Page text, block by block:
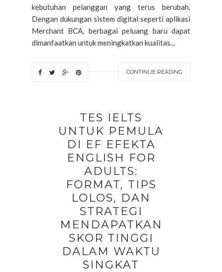
kebutuhan pelanggan yang terus berubah.
Dengan dukungan sistem digital seperti aplikasi
Merchant BCA, berbagai peluang baru dapat
dimanfaatkan untuk meningkatkan kualitas...
CONTINUE READING
TES IELTS
UNTUK PEMULA
DI EF EFEKTA
ENGLISH FOR
ADULTS:
FORMAT, TIPS
LOLOS, DAN
STRATEGI
MENDAPATKAN
SKOR TINGGI
DALAM WAKTU
SINGKAT